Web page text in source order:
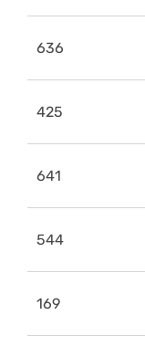
636
425
641
544
169